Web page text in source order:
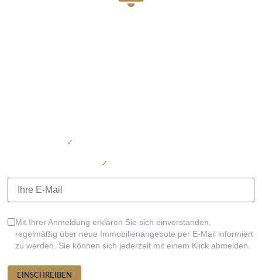
✓
✓
Mit Ihrer Anmeldung erklären Sie sich einverstanden,
regelmäßig über neue Immobilienangebote per E-Mail informiert
zu werden. Sie können sich jederzeit mit einem Klick abmelden.
EINSCHREIBEN